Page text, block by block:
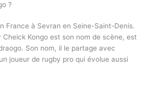
?
France à Sevran en Seine-Saint-Denis.
Kongo est son nom de scène, est
Son nom, il le partage avec
joueur de rugby pro qui évolue aussi